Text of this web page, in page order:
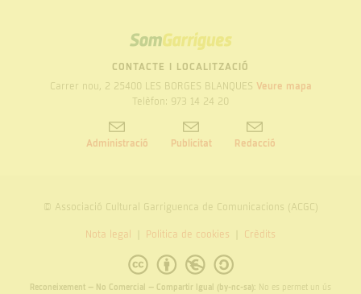
SOM
GARRIGUES
CONTACTE I LOCALITZACIÓ
Carrer nou, 2 25400 LES BORGES BLANQUES Veure mapa
Telèfon: 973 14 24 20
Administració Publicitat Redacció
© Associació Cultural Garriguenca de Comunicacions (ACGC)
Nota legal Politica de cookies Crèdits
Reconeixement – No Comercial – Compartir Igual (by-nc-sa): No es permet un ús